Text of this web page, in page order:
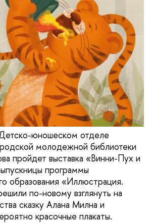
юношеском отделе
молодежной библиотеки
пройдет выставка «Винни-Пух и
программы
образования «Иллюстрация.
по-новому взглянуть на
сказку Алана Милна и
красочные плакаты.